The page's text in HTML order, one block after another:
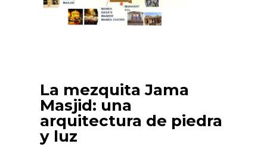
La mezquita Jama
Masjid: una
arquitectura de piedra
y luz